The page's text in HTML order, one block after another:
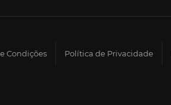
Condições Política de Privacidade